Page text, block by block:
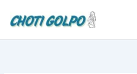
content